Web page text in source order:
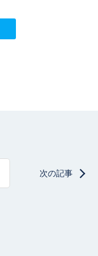
次の記事